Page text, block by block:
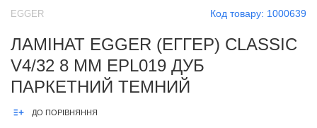
Код товару: 1000639
EGGER
ЛАМІНАТ EGGER (ЕГГЕР) CLASSIC
V4/32 8 ММ EPL019 ДУБ
ПАРКЕТНИЙ ТЕМНИЙ
ДО ПОРІВНЯННЯ